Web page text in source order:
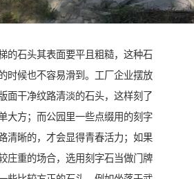
的石头其表面要平且粗糙，这种石
时候也不容易滑到。工厂企业摆放
面干净纹路清淡的石头，这样刻了
大方；而公园里一些点缀用的刻字
清晰的，才会显得青春活力；如果
庄重的场合，选用刻字石当做门牌